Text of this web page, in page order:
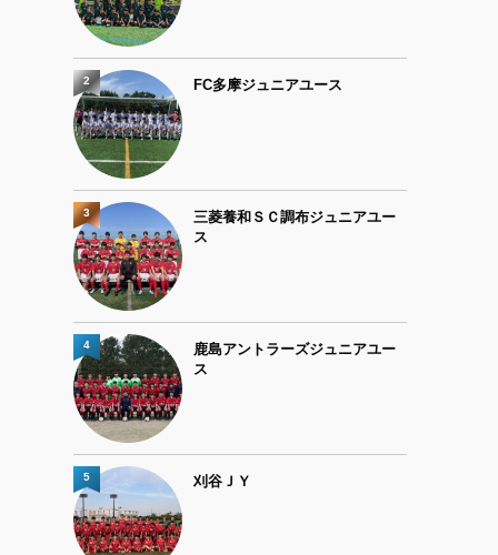
FC多摩ジュニアユース
2
三菱養和ＳＣ調布ジュニアユー
ス
3
鹿島アントラーズジュニアユー
ス
4
刈谷ＪＹ
5